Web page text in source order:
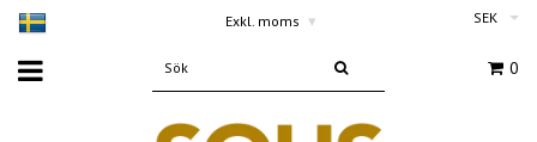
Exkl. moms ▾ SEK
0